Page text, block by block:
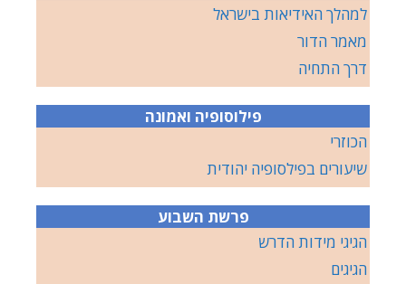
למהלך האידיאות בישראל
מאמר הדור
דרך התחיה
פילוסופיה ואמונה
הכוזרי
שיעורים בפילסופיה יהודית
פרשת השבוע
הגיגי מידות הדרש
הגיגים